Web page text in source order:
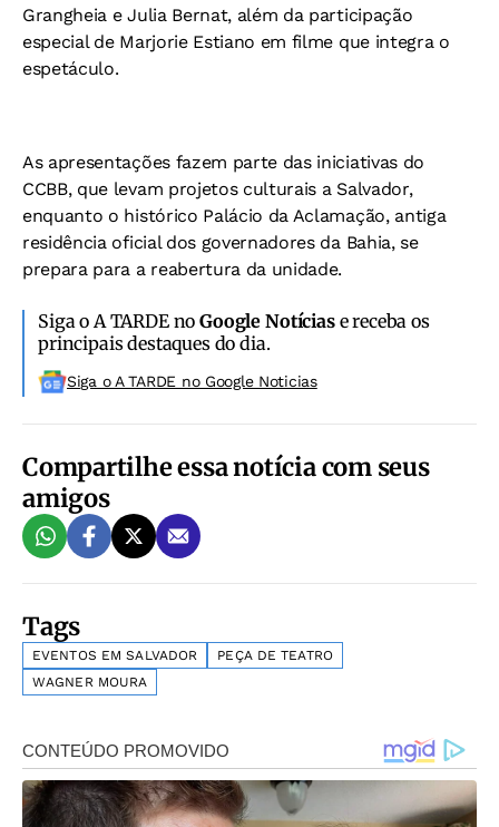
Grangheia e Julia Bernat, além da participação
especial de Marjorie Estiano em filme que integra o
espetáculo.
As apresentações fazem parte das iniciativas do
CCBB, que levam projetos culturais a Salvador,
enquanto o histórico Palácio da Aclamação, antiga
residência oficial dos governadores da Bahia, se
prepara para a reabertura da unidade.
Siga o A TARDE noGoogle Notíciase receba os
principais destaques do dia.
Siga o A TARDE no Google Noticias
Compartilhe essa notícia com seus
amigos
Tags
EVENTOS EM SALVADOR
PEÇA DE TEATRO
WAGNER MOURA